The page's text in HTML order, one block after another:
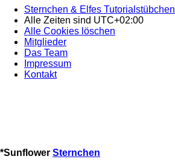
Sternchen & Elfes Tutorialstübchen
Alle Zeiten sind UTC+02:00
Alle Cookies löschen
Mitglieder
Das Team
Impressum
Kontakt
*Sunflower Sternchen